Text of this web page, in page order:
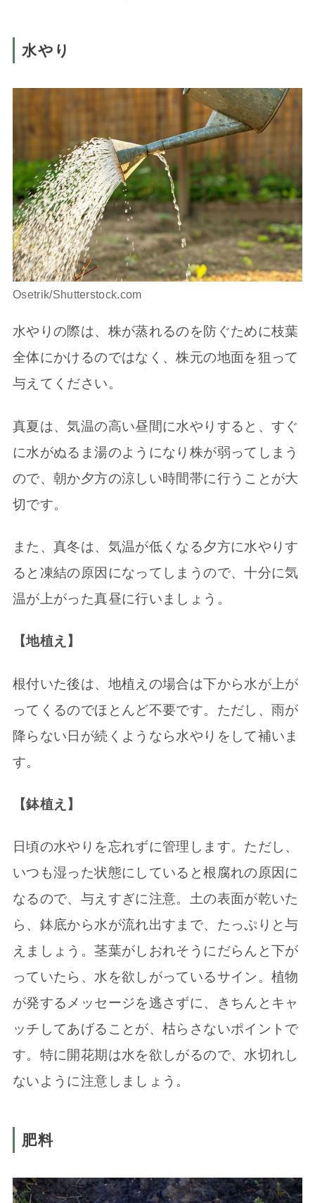
水やり
Osetrik/Shutterstock.com
水やりの際は、株が蒸れるのを防ぐために枝葉
全体にかけるのではなく、株元の地面を狙って
与えてください。
真夏は、気温の高い昼間に水やりすると、すぐ
に水がぬるま湯のようになり株が弱ってしまう
ので、朝か夕方の涼しい時間帯に行うことが大
切です。
また、真冬は、気温が低くなる夕方に水やりす
ると凍結の原因になってしまうので、十分に気
温が上がった真昼に行いましょう。
【地植え】
根付いた後は、地植えの場合は下から水が上が
ってくるのでほとんど不要です。ただし、雨が
降らない日が続くようなら水やりをして補いま
す。
【鉢植え】
日頃の水やりを忘れずに管理します。ただし、
いつも湿った状態にしていると根腐れの原因に
なるので、与えすぎに注意。土の表面が乾いた
ら、鉢底から水が流れ出すまで、たっぷりと与
えましょう。茎葉がしおれそうにだらんと下が
っていたら、水を欲しがっているサイン。植物
が発するメッセージを逃さずに、きちんとキャ
ッチしてあげることが、枯らさないポイントで
す。特に開花期は水を欲しがるので、水切れし
ないように注意しましょう。
肥料